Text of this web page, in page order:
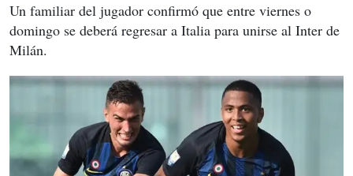
Un familiar del jugador confirmó que entre viernes o
domingo se deberá regresar a Italia para unirse al Inter de
Milán.